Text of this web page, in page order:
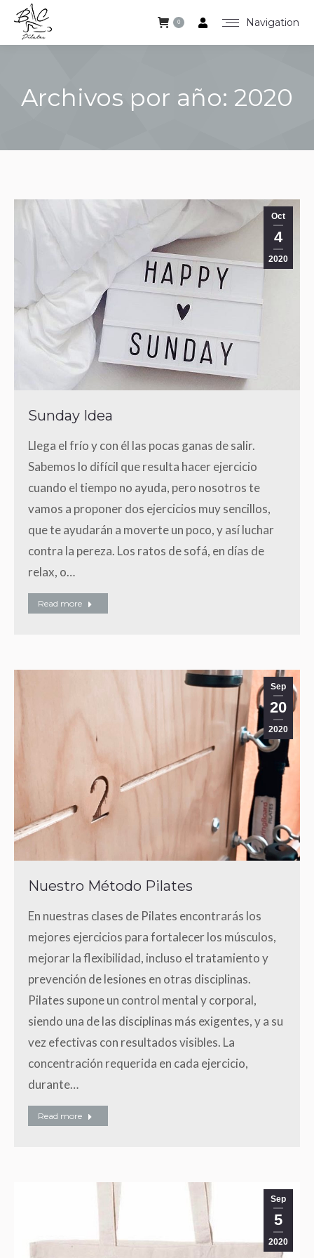
Navigation
0
Archivos por año: 2020
Oct
4
2020
Sunday Idea
Llega el frío y con él las pocas ganas de salir.
Sabemos lo difícil que resulta hacer ejercicio
cuando el tiempo no ayuda, pero nosotros te
vamos a proponer dos ejercicios muy sencillos,
que te ayudarán a moverte un poco, y así luchar
contra la pereza. Los ratos de sofá, en días de
relax, o…
Read more
Sep
20
2020
Nuestro Método Pilates
En nuestras clases de Pilates encontrarás los
mejores ejercicios para fortalecer los músculos,
mejorar la flexibilidad, incluso el tratamiento y
prevención de lesiones en otras disciplinas.
Pilates supone un control mental y corporal,
siendo una de las disciplinas más exigentes, y a su
vez efectivas con resultados visibles. La
concentración requerida en cada ejercicio,
durante…
Read more
Sep
5
2020